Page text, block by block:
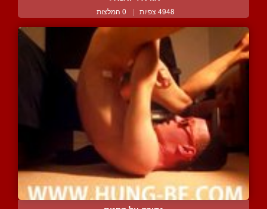
4948 צפיות | 0 המלצות